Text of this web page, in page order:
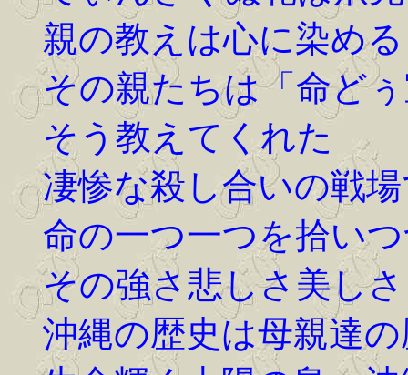
親の教えは心に染め
その親たちは「命ど
そう教えてくれた
凄惨な殺し合いの戦
命の一つ一つを拾い
その強さ悲しさ美しさ
沖縄の歴史は母親達の